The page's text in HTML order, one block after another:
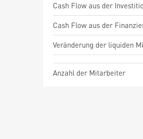
Cash Flow aus der
Cash Flow aus der
Veränderung der liquiden
Anzahl der Mitarbeiter